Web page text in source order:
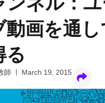
動画を通
る
師 March 19, 2015